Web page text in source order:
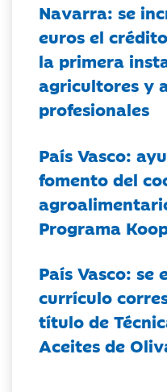
Navarra: se
euros el
la primera
agricultores y
profesionales
País Vasco:
fomento del
Programa
País Vasco: se
currículo
título de
Aceites de